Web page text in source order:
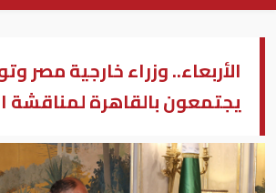
الأربعاء.. وزراء خارجية مصر
يجتمعون بالقاهرة لمناقشة